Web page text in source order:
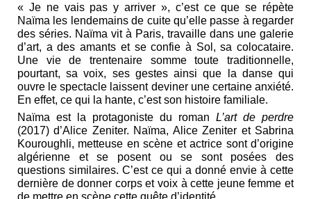
« Je ne vais pas y arriver », c’est ce que se répète
Naïma les lendemains de cuite qu’elle passe à regarder
des séries. Naïma vit à Paris, travaille dans une galerie
d’art, a des amants et se confie à Sol, sa colocataire.
Une vie de trentenaire somme toute traditionnelle,
pourtant, sa voix, ses gestes ainsi que la danse qui
ouvre le spectacle laissent deviner une certaine anxiété.
En effet, ce qui la hante, c’est son histoire familiale.
Naïma est la protagoniste du roman L’art de perdre
(2017) d’Alice Zeniter. Naïma, Alice Zeniter et Sabrina
Kouroughli, metteuse en scène et actrice sont d’origine
algérienne et se posent ou se sont posées des
questions similaires. C’est ce qui a donné envie à cette
dernière de donner corps et voix à cette jeune femme et
de mettre en scène cette quête d’identité.